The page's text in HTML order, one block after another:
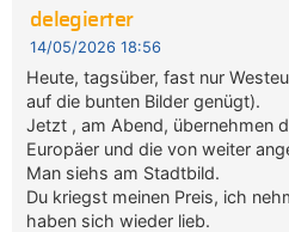
delegierter
14/05/2026 18:56
Heute, tagsüber, fast nur
auf die bunten Bilder genügt).
Jetzt , am Abend, übernehmen
Europäer und die von weiter
Man siehs am Stadtbild.
Du kriegst meinen Preis, ich
haben sich wieder lieb.